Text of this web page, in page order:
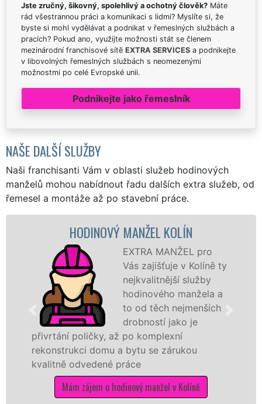
Jste zručný, šikovný, spolehlivý a ochotný člověk? Máte
rád všestrannou práci a komunikaci s lidmi? Myslíte si, že
byste si mohl vydělávat a podnikat v řemeslných službách a
pracích? Pokud ano, využijte možnosti stát se členem
mezinárodní franchisové sítě EXTRA SERVICES a podnikejte
v libovolných řemeslných službách s neomezenými
možnostmi po celé Evropské unii.
Podnikejte jako řemeslník
NAŠE DALŠÍ SLUŽBY
Naši franchisanti Vám v oblasti služeb hodinových
manželů mohou nabídnout řadu dalších extra služeb, od
řemesel a montáže až po stavební práce.
HODINOVÝ MANŽEL KOLÍN
EXTRA MANŽEL pro
Vás zajišťuje v Kolíně ty
nejkvalitnější služby
hodinového manžela a
to od těch nejmenších
drobností jako je
přivrtání poličky, až po komplexní
rekonstrukci domu a bytu se zárukou
kvalitně odvedené práce
Mám zájem o hodinový manžel v Kolíně